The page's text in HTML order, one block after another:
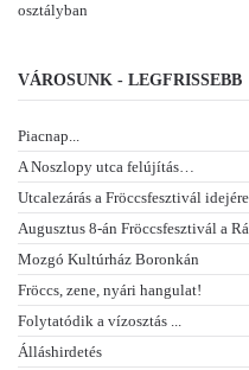
osztályban
VÁROSUNK - LEGFRISSEBB
Piacnap...
A Noszlopy utca felújítás…
Utcalezárás a Fröccsfesztivál idejére
Augusztus 8-án Fröccsfesztivál a
Mozgó Kultúrház Boronkán
Fröccs, zene, nyári hangulat!
Folytatódik a vízosztás ...
Álláshirdetés